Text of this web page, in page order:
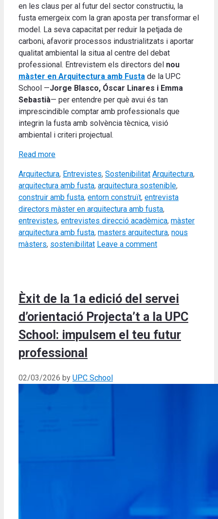
en les claus per al futur del sector constructiu, la
fusta emergeix com la gran aposta per transformar el
model. La seva capacitat per reduir la petjada de
carboni, afavorir processos industrialitzats i aportar
qualitat ambiental la situa al centre del debat
professional. Entrevistem els directors del nou
màster en Arquitectura amb Fusta de la UPC
School —Jorge Blasco, Óscar Linares i Emma
Sebastià— per entendre per què avui és tan
imprescindible comptar amb professionals que
integrin la fusta amb solvència tècnica, visió
ambiental i criteri projectual.
Read more
Categories
Arquitectura, Entrevistes, Sostenibilitat Tags
Arquitectura,
arquitectura amb fusta, arquitectura sostenible,
construir amb fusta, entorn construït, entrevista
directors màster en arquitectura amb fusta,
entrevistes, entrevistes direcció acadèmica, màster
arquitectura amb fusta, masters arquitectura, nous
màsters, sostenibilitat Leave a comment
Èxit de la 1a edició del servei
d’orientació Projecta’t a la UPC
School: impulsem el teu futur
professional
02/03/2026 by UPC School